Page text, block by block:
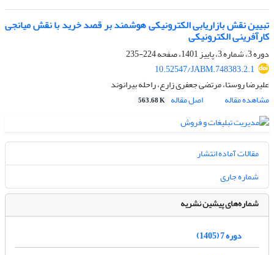
تبیین نقش بازاریابی الکترونیکی هوشمند بر قصد خرید با نقش میانجی
کارآفرینی الکترونیکی
دوره 3، شماره 3، پاییز 1401، صفحه
224-235
10.52547/JABM.748383.2.1
علیرضا روستا، مرتضی جعفری زارع، راحله بیرانوند
مشاهده مقاله
اصل مقاله 563.68 K
مقالات آماده انتشار
شماره جاری
شماره‌های پیشین نشریه
دوره 7 (1405)